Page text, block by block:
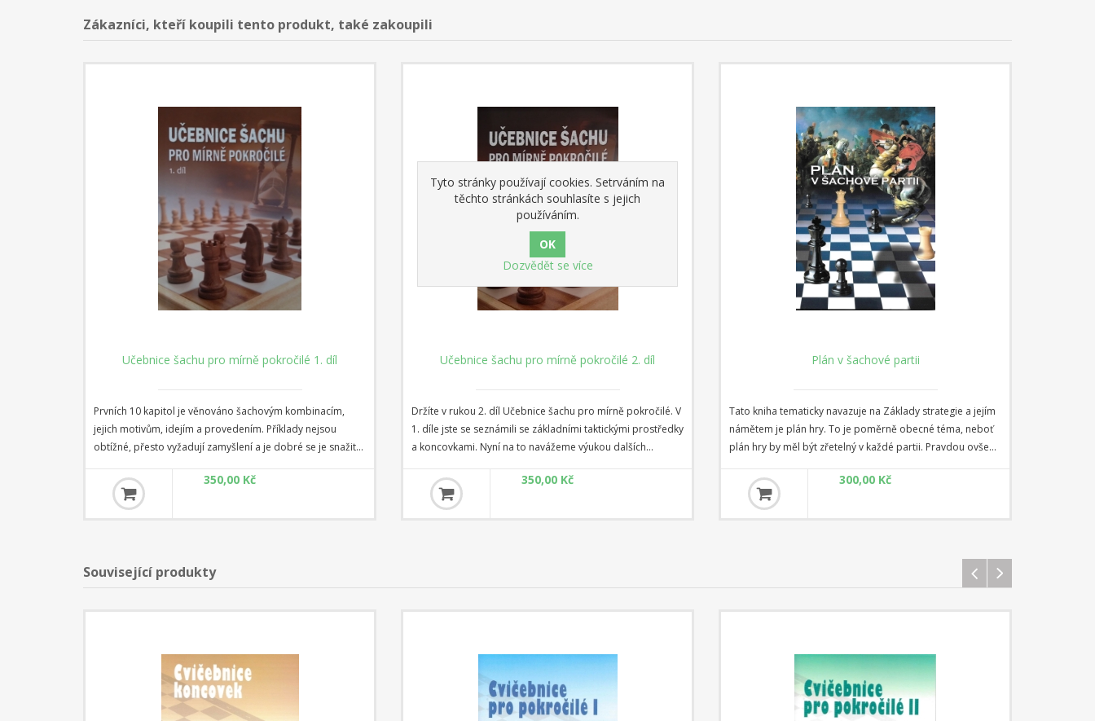
Zákazníci, kteří koupili tento produkt, také zakoupili
Učebnice šachu pro mírně pokročilé 1. díl
Prvních 10 kapitol je věnováno šachovým kombinacím,
jejich motivům, idejím a provedením. Příklady nejsou
obtížné, přesto vyžadují zamyšlení a je dobré se je snažit
koncovkám. Koncovky nejsou moc oblíbené, ale je
dokázáno, že kdo nedokáže úspěšně hrát pozice s
menším počtem figur, nemá šanci se zorientovat ve
350,00 Kč
Učebnice šachu pro mírně pokročilé 2. díl
Držíte v rukou 2. díl Učebnice šachu pro mírně pokročilé. V
1. díle jste se seznámili se základními taktickými prostředky
a koncovkami. Nyní na to navážeme výukou dalších
věnováno zahájení. Zahájení je nejsložitější fází šachové
hry, neboť na šachovnici jsou takřka všechny figury a
možnosti obou stran jsou pro člověka nekonečné. Proto
prohlásili za silně nepravděpodobné, pořád je počet
350,00 Kč
Plán v šachové partii
Tato kniha tematicky navazuje na Základy strategie a jejím
námětem je plán hry. To je poměrně obecné téma, neboť
plán hry by měl být zřetelný v každé partii. Pravdou ovšem
kvalita jejich hry. Pln hry je tedy důležitý a my jsme již ve
Strategii popsali, jaké atributy pozice pomáhají stanovit
plán hry - je to především postavení krále a figur a
300,00 Kč
Související produkty
Tyto stránky používají cookies. Setrváním na
těchto stránkách souhlasíte s jejich
používáním.
Dozvědět se více